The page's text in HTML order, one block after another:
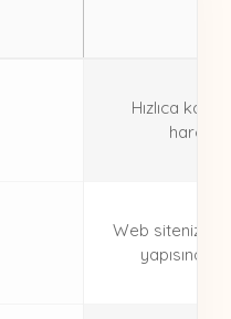
Hızlıca
Web sitenizin
yapısına